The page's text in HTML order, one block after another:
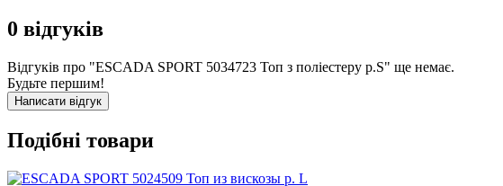
0 відгуків
Відгуків про "ESCADA SPORT 5034723 Топ з поліестеру р.S" ще немає.
Будьте першим!
Написати відгук
Подібні товари